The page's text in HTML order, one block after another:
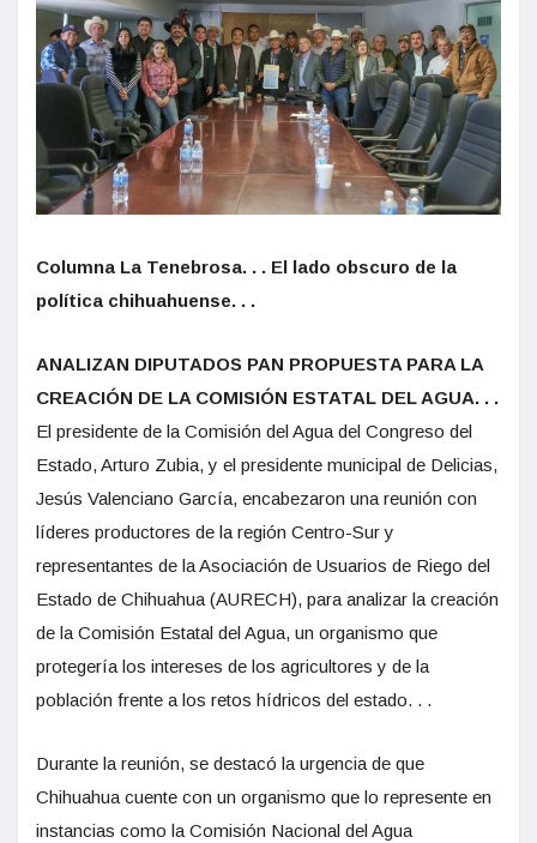
Columna La Tenebrosa. . . El lado obscuro de la
política chihuahuense. . .
ANALIZAN DIPUTADOS PAN PROPUESTA PARA LA
CREACIÓN DE LA COMISIÓN ESTATAL DEL AGUA. . .
El presidente de la Comisión del Agua del Congreso del
Estado, Arturo Zubia, y el presidente municipal de Delicias,
Jesús Valenciano García, encabezaron una reunión con
líderes productores de la región Centro-Sur y
representantes de la Asociación de Usuarios de Riego del
Estado de Chihuahua (AURECH), para analizar la creación
de la Comisión Estatal del Agua, un organismo que
protegería los intereses de los agricultores y de la
población frente a los retos hídricos del estado. . .
Durante la reunión, se destacó la urgencia de que
Chihuahua cuente con un organismo que lo represente en
instancias como la Comisión Nacional del Agua